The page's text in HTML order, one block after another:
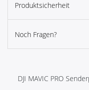
Produktsicherheit
Noch Fragen?
DJI MAVIC PRO